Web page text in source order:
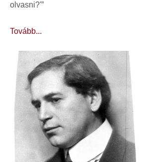
olvasni?'”
Tovább...